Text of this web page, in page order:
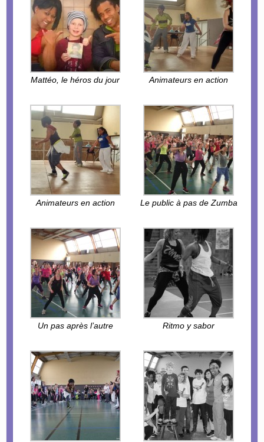
Mattéo, le héros du jour Animateurs en action
Animateurs en action Le public à pas de Zumba
Un pas après l’autre Ritmo y sabor